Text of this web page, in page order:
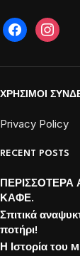
ΧΡΗΣΙΜΟΙ
Privacy Policy
RECENT POSTS
ΚΑΦΕ.
Σπιτικά
ποτήρι!
Η Ιστορία του